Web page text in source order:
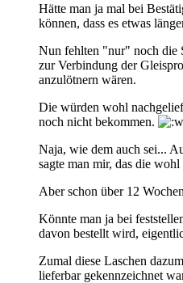
Hätte man ja mal bei
können, dass es etwas
Nun fehlten "nur" noch die
zur Verbindung der
anzulötnern wären.
Die würden wohl
noch nicht bekommen.
Naja, wie dem auch sei...
sagte man mir, das die
Aber schon über 12
Könnte man ja bei
davon bestellt wird,
Zumal diese Laschen
lieferbar gekennzeichnet